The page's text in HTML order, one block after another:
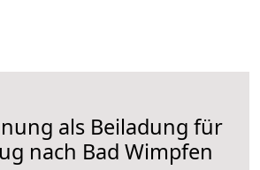
als Beiladung für
nach Bad Wimpfen